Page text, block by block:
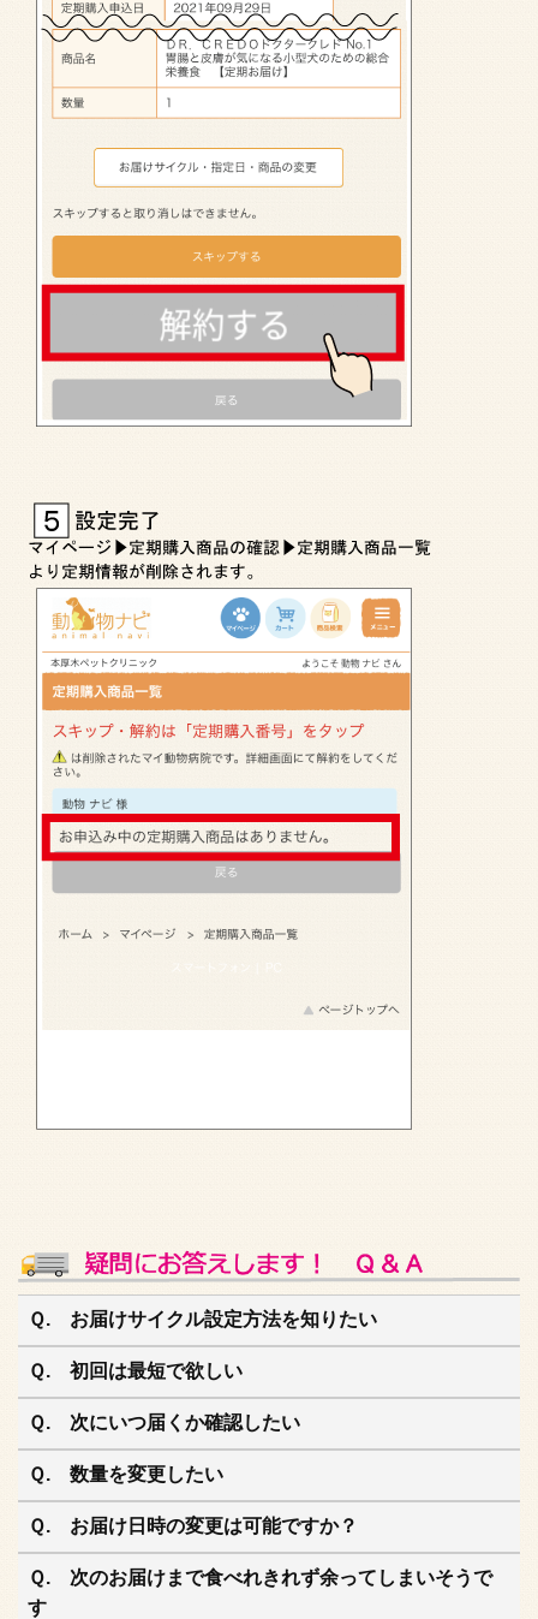
Ｑ. お届けサイクル設定方法を知りたい
Ｑ. 初回は最短で欲しい
Ｑ. 次にいつ届くか確認したい
Ｑ. 数量を変更したい
Ｑ. お届け日時の変更は可能ですか？
Ｑ. 次のお届けまで食べれきれず余ってしまいそうで
す